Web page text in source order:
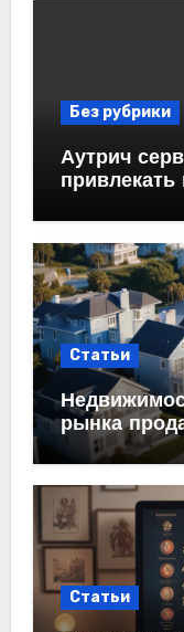
Без рубрики
Аутрич
Статьи
рынка
Статьи